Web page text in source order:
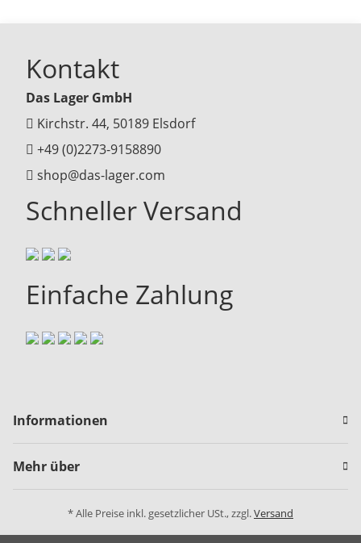
Kontakt
Das Lager GmbH
Kirchstr. 44, 50189 Elsdorf
+49 (0)2273-9158890
shop@das-lager.com
Schneller Versand
Einfache Zahlung
Informationen
Mehr über
* Alle Preise inkl. gesetzlicher USt., zzgl.Versand